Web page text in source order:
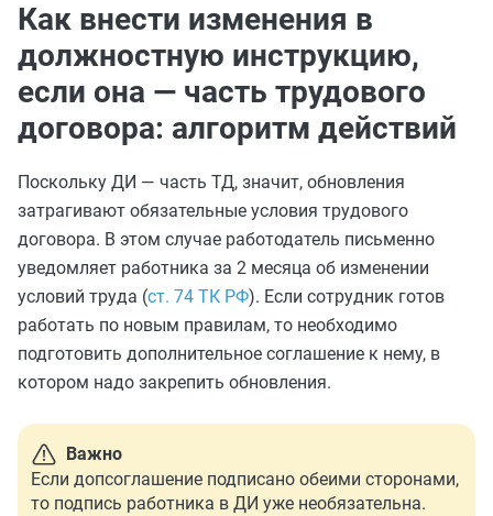
Как внести изменения в
должностную инструкцию,
если она — часть трудового
договора: алгоритм действий
Поскольку ДИ — часть ТД, значит, обновления
затрагивают обязательные условия трудового
договора. В этом случае работодатель письменно
уведомляет работника за 2 месяца об изменении
условий труда (ст. 74 ТК РФ). Если сотрудник готов
работать по новым правилам, то необходимо
подготовить дополнительное соглашение к нему, в
котором надо закрепить обновления.
Важно
Если допсоглашение подписано обеими сторонами,
то подпись работника в ДИ уже необязательна.